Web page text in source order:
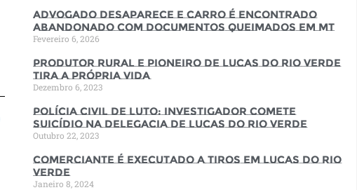
Advogado desaparece e carro é encontrado
abandonado com documentos queimados em MT
Fevereiro 6, 2026
Produtor rural e pioneiro de Lucas do Rio Verde
tira a própria vida
Dezembro 6, 2023
Polícia Civil de luto: Investigador comete
suicídio na Delegacia de Lucas do Rio Verde
Outubro 22, 2023
Comerciante é executado a tiros em Lucas do Rio
Verde
Janeiro 8, 2024